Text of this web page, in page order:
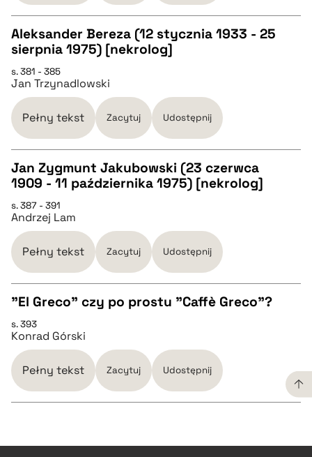
BIBTEX
pobierz cytat
CZYSTY TEKST
pobierz cytat
BIBTEX
pobierz cytat
Aleksander Bereza (12 stycznia 1933 - 25
sierpnia 1975) [nekrolog]
s. 381 - 385
Jan Trzynadlowski
Pełny tekst Zacytuj Udostępnij
CZYSTY TEKST
pobierz cytat
BIBTEX
Jan Zygmunt Jakubowski (23 czerwca
1909 - 11 października 1975) [nekrolog]
s. 387 - 391
Andrzej Lam
Pełny tekst Zacytuj Udostępnij
CZYSTY TEKST
pobierz cytat
"El Greco" czy po prostu "Caffè Greco"?
s. 393
Konrad Górski
Pełny tekst Zacytuj Udostępnij
CZYSTY TEKST